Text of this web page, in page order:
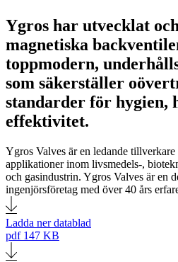
Ygros har utvecklat
magnetiska
toppmodern,
som säkerställer
standarder för hygien,
effektivitet.
Ygros Valves är en ledande
applikationer inom livsmedels-,
och gasindustrin. Ygros Valves är en
ingenjörsföretag med över 40 års
Ladda ner datablad
pdf 147 KB